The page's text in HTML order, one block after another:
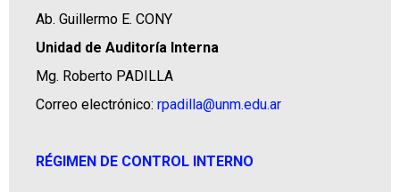
Ab. Guillermo E. CONY
Unidad de Auditoría Interna
Mg. Roberto PADILLA
Correo electrónico: rpadilla@unm.edu.ar
RÉGIMEN DE CONTROL INTERNO